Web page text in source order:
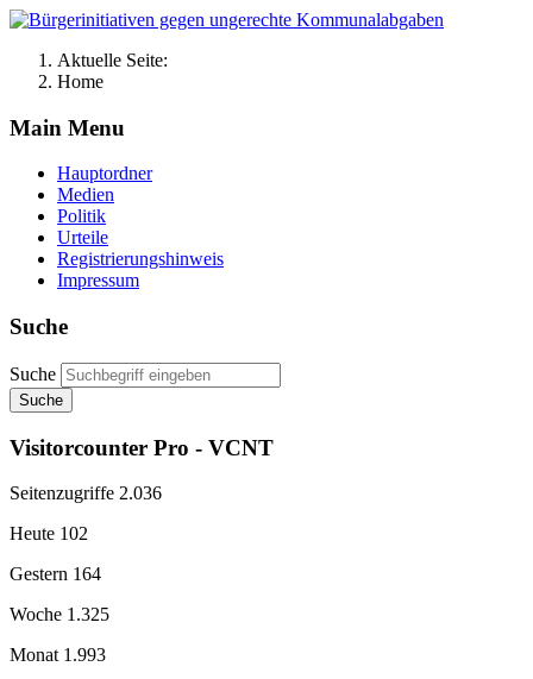
Aktuelle Seite:
Home
Main Menu
Hauptordner
Medien
Politik
Urteile
Registrierungshinweis
Impressum
Suche
Suche
Suche
Visitorcounter Pro - VCNT
Seitenzugriffe 2.036
Heute 102
Gestern 164
Woche 1.325
Monat 1.993